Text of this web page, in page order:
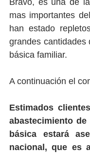
Bravo, es una de
mas importantes
han estado
grandes cantidades
básica familiar.
A continuación el
Estimados
abastecimiento
básica estará
nacional, que es